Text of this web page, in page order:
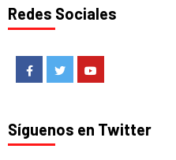
Redes Sociales
FacebookTwitter
Síguenos en Twitter